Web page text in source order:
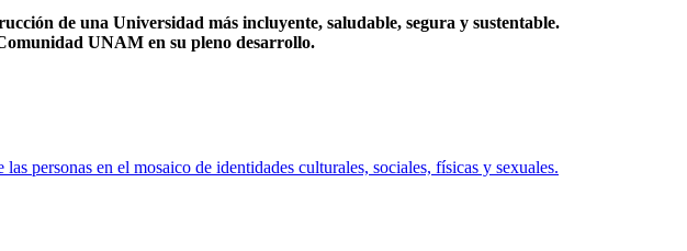
de una Universidad más incluyente, saludable, segura y sustentable.
UNAM en su pleno desarrollo.
personas en el mosaico de identidades culturales, sociales, físicas y sexuales.